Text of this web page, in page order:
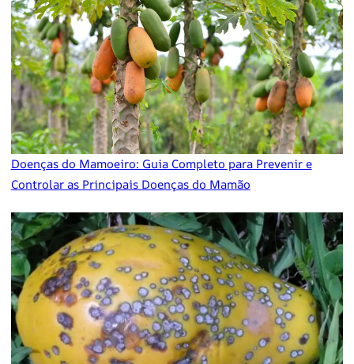
Doenças do Mamoeiro: Guia Completo para Prevenir e
Controlar as Principais Doenças do Mamão